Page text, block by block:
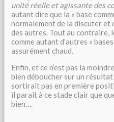
unité réelle et agissante des
autant dire que la « base
normalement de la discuter et
des autres. Tout au contraire,
comme autant d’autres «
assurément chaud.
Enfin, et ce n’est pas la
bien déboucher sur un
sortirait pas en première
il paraît à ce stade clair que
bien….